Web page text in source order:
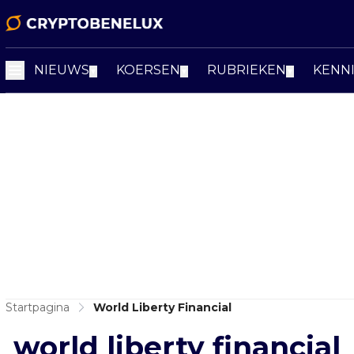
NIEUWS KOERSEN RUBRIEKEN
Startpagina World Liberty Financial
world liberty financial